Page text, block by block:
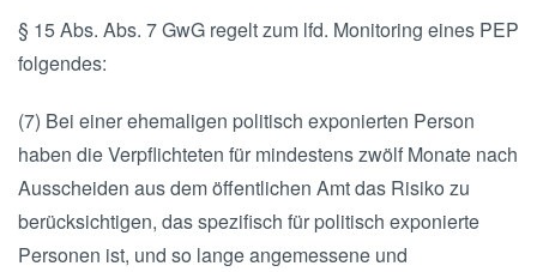
§ 15 Abs. Abs. 7 GwG regelt zum lfd. Monitoring eines PEP
folgendes:
(7) Bei einer ehemaligen politisch exponierten Person
haben die Verpflichteten für mindestens zwölf Monate nach
Ausscheiden aus dem öffentlichen Amt das Risiko zu
berücksichtigen, das spezifisch für politisch exponierte
Personen ist, und so lange angemessene und